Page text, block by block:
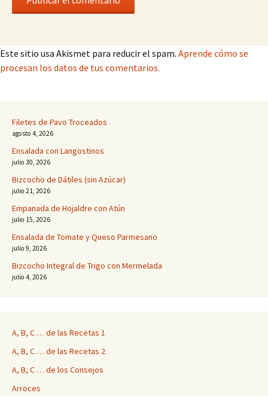
Este sitio usa Akismet para reducir el spam. Aprende cómo se
procesan los datos de tus comentarios.
Filetes de Pavo Troceados
agosto 4, 2026
Ensalada con Langostinos
julio 30, 2026
Bizcocho de Dátiles (sin Azúcar)
julio 21, 2026
Empanada de Hojaldre con Atún
julio 15, 2026
Ensalada de Tomate y Queso Parmesano
julio 9, 2026
Bizcocho Integral de Trigo con Mermelada
julio 4, 2026
A, B, C … de las Recetas 1
A, B, C … de las Recetas 2
A, B, C … de los Consejos
Arroces